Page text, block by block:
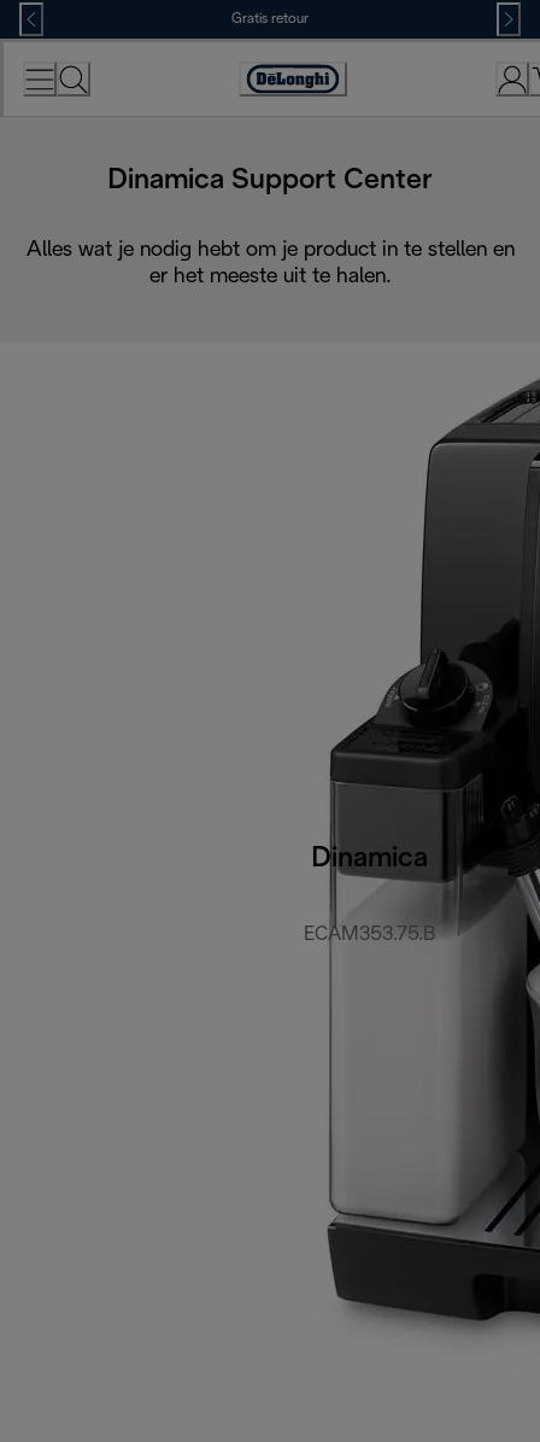
Skip
to
Content
Gratis retour
Accessibility
Dinamica Support Center
Alles wat je nodig hebt om je product in te stellen en
er het meeste uit te halen.
Dinamica
ECAM353.75.B